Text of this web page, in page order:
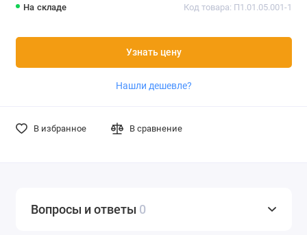
На складе Код товара: П1.01.05.001-1
Узнать цену
Нашли дешевле?
В избранное В сравнение
Вопросы и ответы 0